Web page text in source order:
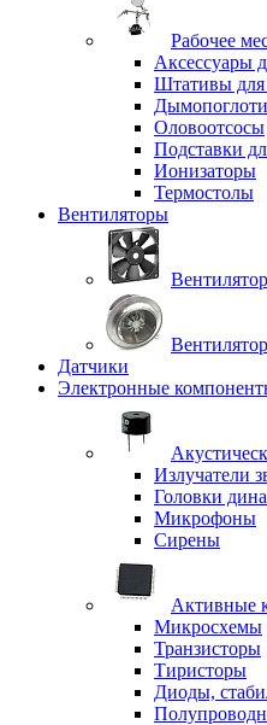
Рабочее
Аксессуары
Штативы для
Оловоотсосы
Подставки
Ионизаторы
Термостолы
Вентиляторы
Датчики
Электронные
Излучатели
Головки
Микрофоны
Сирены
Активные
Микросхемы
Транзисторы
Тиристоры
Диоды,